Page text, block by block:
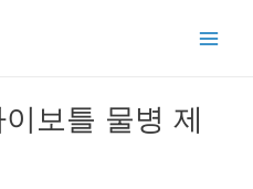
보틀 물병 제